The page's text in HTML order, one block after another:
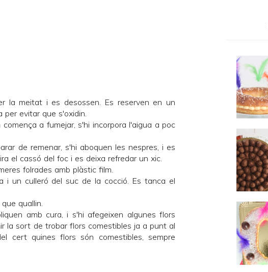
la meitat i es desossen. Es reserven en un
per evitar que s'oxidin.
a fumejar, s'hi incorpora l'aigua a poc
de remenar, s'hi aboquen les nespres, i es
el cassó del foc i es deixa refredar un xic.
folrades amb plàstic film.
i un culleró del suc de la cocció. Es tanca el
quallin.
amb cura, i s'hi afegeixen algunes flors
la sort de trobar flors comestibles ja a punt al
cert quines flors són comestibles, sempre